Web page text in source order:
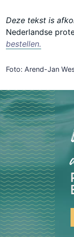
Deze tekst is
Nederlandse
bestellen.
Foto: Arend-Jan